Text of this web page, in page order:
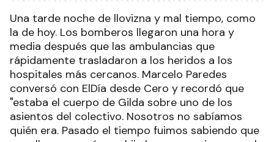
Una tarde noche de llovizna y mal tiempo, como
la de hoy. Los bomberos llegaron una hora y
media después que las ambulancias que
rápidamente trasladaron a los heridos a los
hospitales más cercanos. Marcelo Paredes
conversó con ElDía desde Cero y recordó que
"estaba el cuerpo de Gilda sobre uno de los
asientos del colectivo. Nosotros no sabíamos
quién era. Pasado el tiempo fuimos sabiendo que